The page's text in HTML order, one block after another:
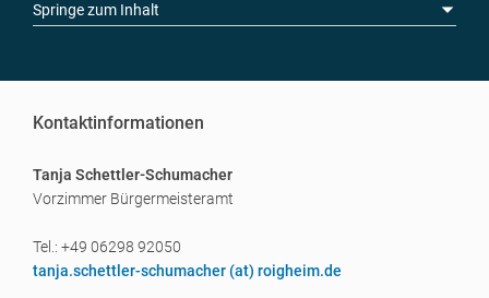
Springe zum Inhalt
Kontaktinformationen
Tanja Schettler-Schumacher
Vorzimmer Bürgermeisteramt
Tel.: +49 06298 92050
tanja.schettler-schumacher (at) roigheim.de